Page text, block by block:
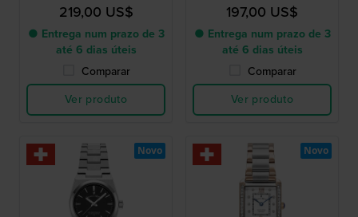
219,00 US$
● Entrega num prazo de 3
até 6 dias úteis
Comparar
Ver produto
197,00 US$
● Entrega num prazo de 3
até 6 dias úteis
Comparar
Ver produto
Novo Novo